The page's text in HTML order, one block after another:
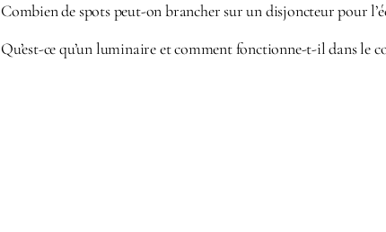
Combien de spots peut-on brancher sur un disjoncteur pour
Qu’est-ce qu’un luminaire et comment fonctionne-t-il dans le